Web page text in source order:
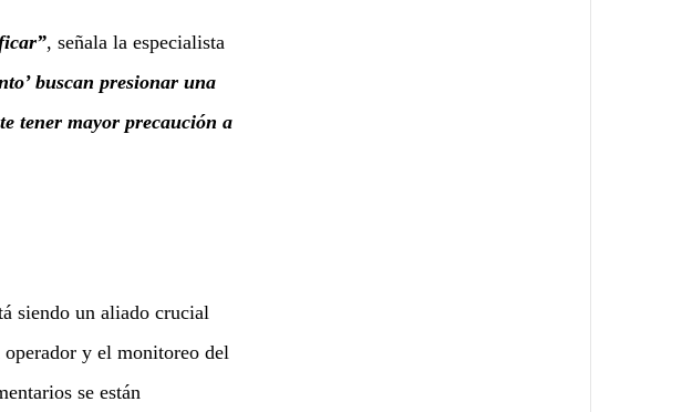
, señala la especialista
buscan presionar una
tener mayor precaución a
siendo un aliado crucial
y el monitoreo del
se están